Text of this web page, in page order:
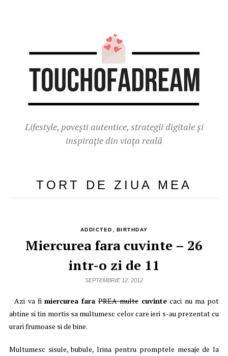
Lifestyle, povești autentice, strategii digitale și
inspirație din viața reală
TORT DE ZIUA MEA
ADDICTED BIRTHDAY
Miercurea fara cuvinte – 26
intr-o zi de 11
SEPTEMBRIE 12, 2012
Azi va fimiercurea fara PREA multecuvinte caci nu ma pot
abtine si tin mortis sa multumesc celor care ieri s-au prezentat cu
urari frumoase si de bine.
Multumesc sisule, bubule, Irina pentru promptele mesaje de la